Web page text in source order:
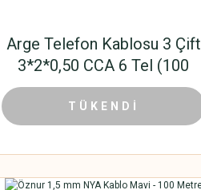
Arge Telefon Kablosu 3 Çift
3*2*0,50 CCA 6 Tel (100
Metre)
1.001,88 TL 1.001,88 TL
TÜKENDİ